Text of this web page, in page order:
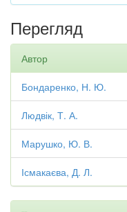
Перегляд
Автор
Бондаренко, Н. Ю.
Людвік, Т. А.
Марушко, Ю. В.
Ісмакаєва, Д. Л.